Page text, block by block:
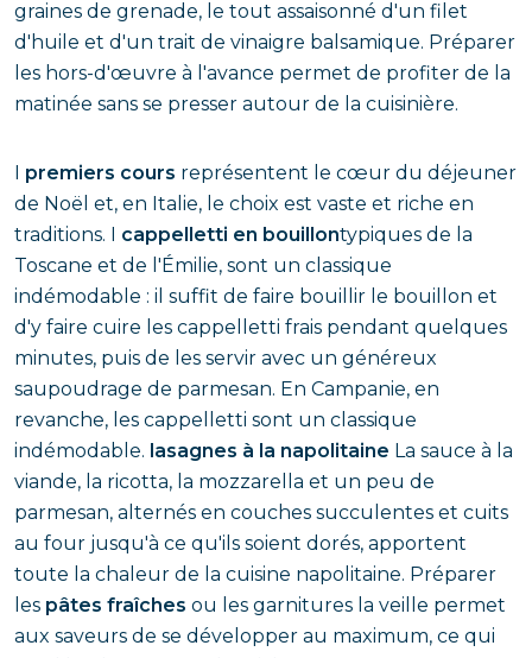
graines de grenade, le tout assaisonné d'un filet
d'huile et d'un trait de vinaigre balsamique. Préparer
les hors-d'œuvre à l'avance permet de profiter de la
matinée sans se presser autour de la cuisinière.
I premiers cours représentent le cœur du déjeuner
de Noël et, en Italie, le choix est vaste et riche en
traditions. I cappelletti en bouillontypiques de la
Toscane et de l'Émilie, sont un classique
indémodable : il suffit de faire bouillir le bouillon et
d'y faire cuire les cappelletti frais pendant quelques
minutes, puis de les servir avec un généreux
saupoudrage de parmesan. En Campanie, en
revanche, les cappelletti sont un classique
indémodable. lasagnes à la napolitaine La sauce à la
viande, la ricotta, la mozzarella et un peu de
parmesan, alternés en couches succulentes et cuits
au four jusqu'à ce qu'ils soient dorés, apportent
toute la chaleur de la cuisine napolitaine. Préparer
les pâtes fraîches ou les garnitures la veille permet
aux saveurs de se développer au maximum, ce qui